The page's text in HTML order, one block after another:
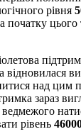
рівня
початку
відновилася
над цим
зараз
ведмежого
рівень